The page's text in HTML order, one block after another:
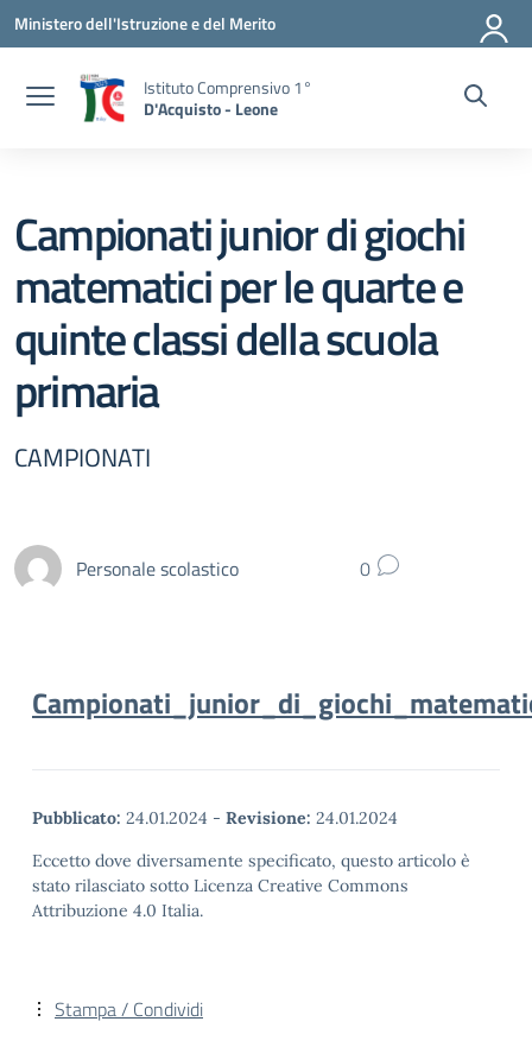
Vai ai contenuti
Vai al menu di navigazione
Vai al footer
Ministero dell'Istruzione e del Merito
Istituto Comprensivo 1°
D'Acquisto - Leone
Campionati junior di giochi
matematici per le quarte e
quinte classi della scuola
primaria
CAMPIONATI
Personale scolastico 0
Pubblicato: 24.01.2024 - Revisione: 24.01.2024
Eccetto dove diversamente specificato, questo articolo è
stato rilasciato sotto Licenza Creative Commons
Attribuzione 4.0 Italia.
Stampa / Condividi